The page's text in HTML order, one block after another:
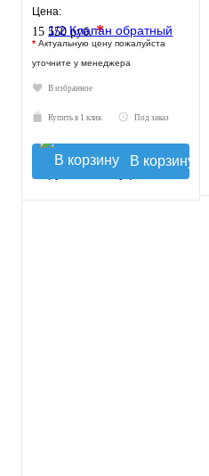
седлом
Цена:
15 550 руб.*
* Актуальную цену пожалуйста
уточните у менеджера
В избранное
Купить в 1 клик Под заказ
В корзину